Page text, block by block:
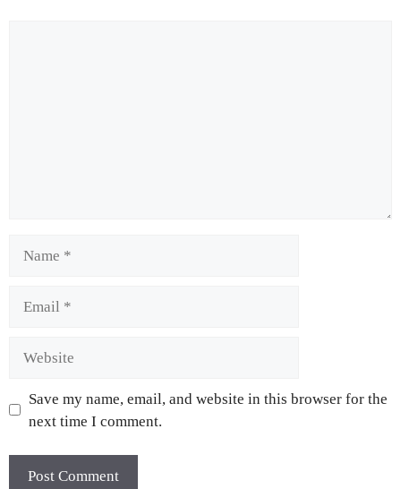
Save my name, email, and website in this browser for the
next time I comment.